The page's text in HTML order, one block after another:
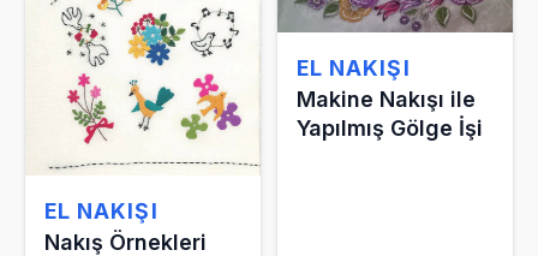
EL NAKIŞI
Nakış Örnekleri
EL NAKIŞI
Makine Nakışı ile
Yapılmış Gölge İşi